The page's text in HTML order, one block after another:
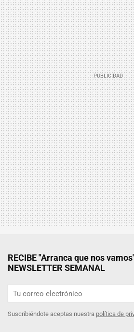
RECIBE "Arranca que nos
NEWSLETTER SEMANAL
Suscribiéndote aceptas nuestra política de